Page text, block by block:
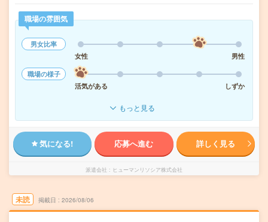
職場の雰囲気
男女比率
女性
男性
職場の様子
活気がある
しずか
もっと見る
気になる! 応募へ進む 詳しく見る
派遣会社 ヒューマンリソシア株式会社
未読 掲載日 2026/08/06